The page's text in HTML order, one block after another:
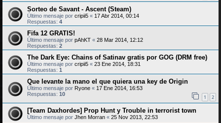
Sorteo de Savant - Ascent (Steam)
Último mensaje por cripii5 « 17 Abr 2014, 00:14
Respuestas: 4
Fifa 12 GRATIS!
Último mensaje por pAhKT « 28 Mar 2014, 12:12
Respuestas: 2
The Dark Eye: Chains of Satinav gratis por GOG (DRM free)
Último mensaje por cripii5 « 23 Ene 2014, 18:31
Respuestas: 1
Que levante la mano el que quiera una key de Origin
Último mensaje por Ryone « 17 Ene 2014, 16:53
Respuestas: 10 1 2
[Team Daxhordes] Prop Hunt y Trouble in terrorist town
Último mensaje por Jhen Morran « 25 Nov 2013, 22:53